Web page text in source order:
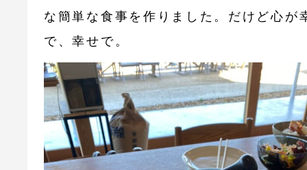
な簡単な食事を作りました。だけど心が
で、幸せで。